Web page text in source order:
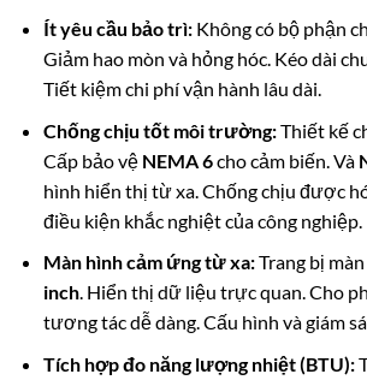
Ít yêu cầu bảo trì:Không có bộ phận
Giảm hao mòn và hỏng hóc. Kéo dài
Tiết kiệm chi phí vận hành lâu dài.
Chống chịu tốt môi trường:Thiết kế
Cấp bảo vệ NEMA 6cho cảm biến. Và
hình hiển thị từ xa. Chống chịu được
điều kiện khắc nghiệt của công nghiệp.
Màn hình cảm ứng từ xa:Trang bị
inch. Hiển thị dữ liệu trực quan. Cho
tương tác dễ dàng. Cấu hình và giám
Tích hợp đo năng lượng nhiệt (BTU):